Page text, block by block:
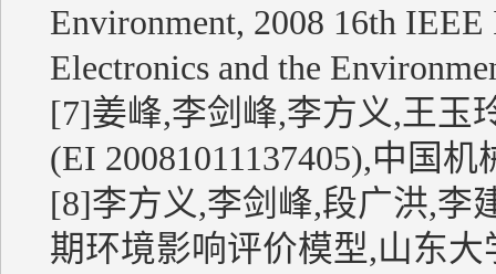
Environment, 2008 16th
Electronics and the
[7]姜峰,李剑峰,李方义,王玉
(EI 20081011137405),中国
[8]李方义,李剑峰,段广洪,李
期环境影响评价模型,山东大